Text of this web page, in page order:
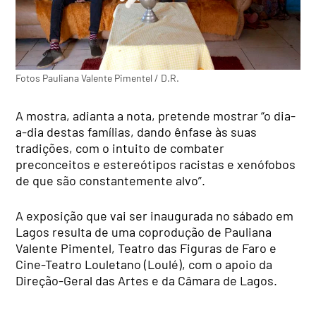
Fotos Pauliana Valente Pimentel / D.R.
A mostra, adianta a nota, pretende mostrar “o dia-
a-dia destas famílias, dando ênfase às suas
tradições, com o intuito de combater
preconceitos e estereótipos racistas e xenófobos
de que são constantemente alvo”.
A exposição que vai ser inaugurada no sábado em
Lagos resulta de uma coprodução de Pauliana
Valente Pimentel, Teatro das Figuras de Faro e
Cine-Teatro Louletano (Loulé), com o apoio da
Direção-Geral das Artes e da Câmara de Lagos.